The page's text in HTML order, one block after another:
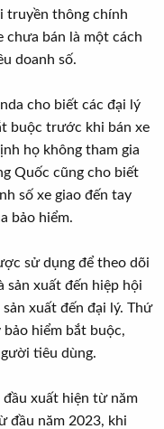
truyền thông chính
chưa bán là một cách
doanh số.
cho biết các đại lý
buộc trước khi bán xe
họ không tham gia
Quốc cũng cho biết
số xe giao đến tay
bảo hiểm.
sử dụng để theo dõi
sản xuất đến hiệp hội
xuất đến đại lý. Thứ
hiểm bắt buộc,
tiêu dùng.
xuất hiện từ năm
đầu năm 2023, khi